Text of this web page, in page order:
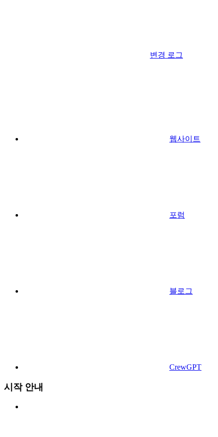
변경 로그
웹사이트
포럼
블로그
CrewGPT
시작 안내